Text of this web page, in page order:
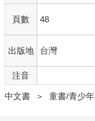
頁數 48
出版地 台灣
注音
中文書 ＞ 童書/青少年